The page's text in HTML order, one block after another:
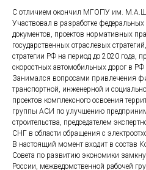
С отличием окончил МГОПУ им.
Участвовал в разработке
документов, проектов нормативных
государственных отраслевых
стратегии РФ на период до 2020 года,
скоростных автомобильных дорог в РФ
Занимался вопросами привлечения
транспортной, инженерной и
проектов комплексного освоения
группы АСИ по улучшению
строительства, председателем
СНГ в области обращения с
В настоящий момент входит в состав
Совета по развитию экономики
России, межведомственной рабочей